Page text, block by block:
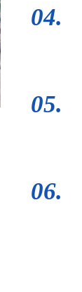
04.
05.
06.